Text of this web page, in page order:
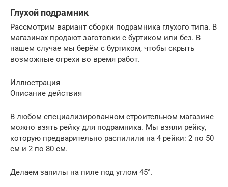
Глухой подрамник
Рассмотрим вариант сборки подрамника глухого типа. В
магазинах продают заготовки с буртиком или без. В
нашем случае мы берём с буртиком, чтобы скрыть
возможные огрехи во время работ.
Иллюстрация
Описание действия
В любом специализированном строительном магазине
можно взять рейку для подрамника. Мы взяли рейку,
которую предварительно распилили на 4 рейки: 2 по 50
см и 2 по 80 см.
Делаем запилы на пиле под углом 45°.